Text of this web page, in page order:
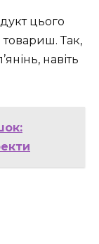
цього
Так,
навіть